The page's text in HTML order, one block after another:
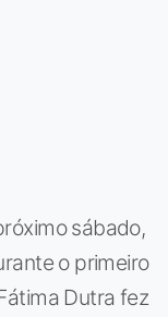
sábado,
o primeiro
Dutra fez